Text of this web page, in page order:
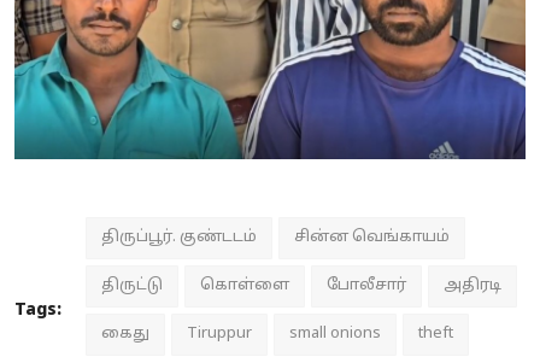
Tags:
திருப்பூர். குண்டடம் சின்ன வெங்காயம்
திருட்டு கொள்ளை போலீசார் அதிரடி
கைது Tiruppur small onions theft